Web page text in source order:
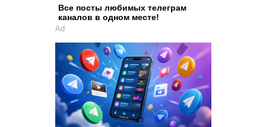
Все посты любимых телеграм
каналов в одном месте!
Ad